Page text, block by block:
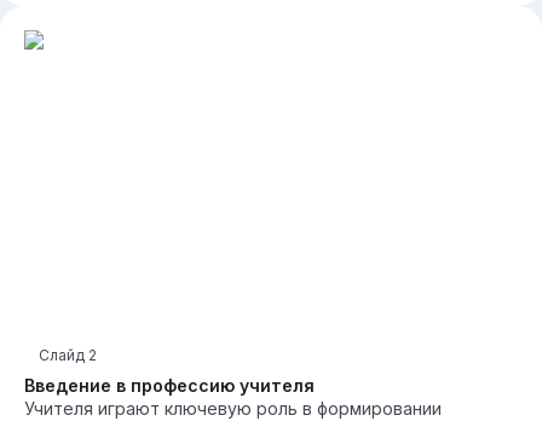
Введение в профессию учителя
Слайд 2
Учителя играют ключевую роль в формировании